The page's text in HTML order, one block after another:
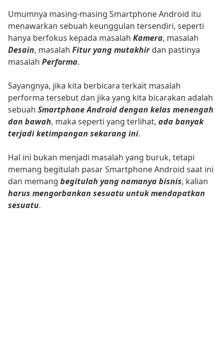
Umumnya masing-masing Smartphone Android itu
menawarkan sebuah keunggulan tersendiri, seperti
hanya berfokus kepada masalah Kamera, masalah
Desain, masalah Fitur yang mutakhirdan pastinya
masalah Performa.
Sayangnya, jika kita berbicara terkait masalah
performa tersebut dan jika yang kita bicarakan adalah
sebuah Smartphone Android dengan kelas menengah
dan bawah, maka seperti yang terlihat, ada banyak
terjadi ketimpangan sekarang ini.
Hal ini bukan menjadi masalah yang buruk, tetapi
memang begitulah pasar Smartphone Android saat ini
dan memang begitulah yang namanya bisnis, kalian
harus mengorbankan sesuatu untuk mendapatkan
sesuatu.